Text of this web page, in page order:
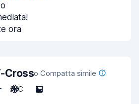
ora
Crosso Compatta simile
A/C 5